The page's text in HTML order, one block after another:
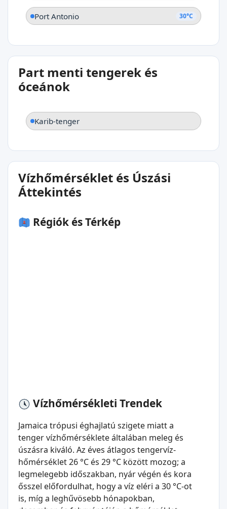
Port Antonio 30°C
Part menti tengerek és
óceánok
Karib-tenger
Vízhőmérséklet és Úszási
Áttekintés
Régiók és Térkép
Vízhőmérsékleti Trendek
Jamaica trópusi éghajlatú szigete miatt a
tenger vízhőmérséklete általában meleg és
úszásra kiváló. Az éves átlagos tengervíz-
hőmérséklet 26 °C és 29 °C között mozog; a
legmelegebb időszakban, nyár végén és kora
ősszel előfordulhat, hogy a víz eléri a 30 °C-ot
is, míg a leghűvösebb hónapokban,